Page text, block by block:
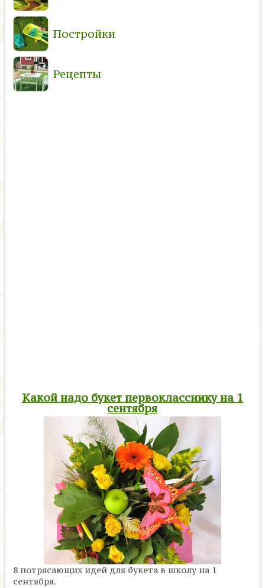
Постройки
Рецепты
Какой надо букет первокласснику на 1
сентября
8 потрясающих идей для букета в школу на 1
сентября.